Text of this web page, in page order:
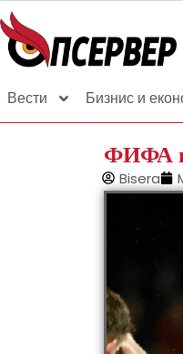
Вести Бизнис и
ФИФА
Bisera